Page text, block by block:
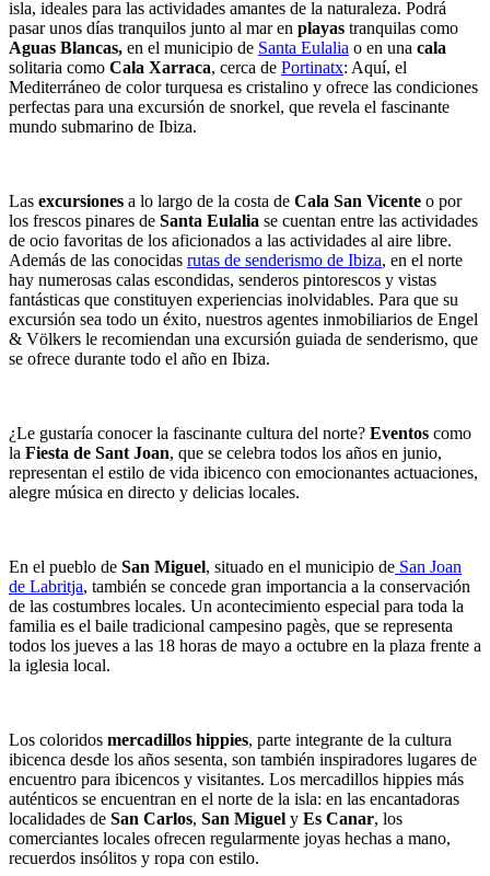
isla, ideales para las actividades amantes de la naturaleza. Podrá
pasar unos días tranquilos junto al mar en playas tranquilas como
Aguas Blancas, en el municipio de Santa Eulalia o en una cala
solitaria como Cala Xarraca, cerca de Portinatx: Aquí, el
Mediterráneo de color turquesa es cristalino y ofrece las condiciones
perfectas para una excursión de snorkel, que revela el fascinante
mundo submarino de Ibiza.
Las excursiones a lo largo de la costa de Cala San Vicente o por
los frescos pinares de Santa Eulalia se cuentan entre las actividades
de ocio favoritas de los aficionados a las actividades al aire libre.
Además de las conocidas rutas de senderismo de Ibiza, en el norte
hay numerosas calas escondidas, senderos pintorescos y vistas
fantásticas que constituyen experiencias inolvidables. Para que su
excursión sea todo un éxito, nuestros agentes inmobiliarios de Engel
& Völkers le recomiendan una excursión guiada de senderismo, que
se ofrece durante todo el año en Ibiza.
¿Le gustaría conocer la fascinante cultura del norte? Eventos como
la Fiesta de Sant Joan, que se celebra todos los años en junio,
representan el estilo de vida ibicenco con emocionantes actuaciones,
alegre música en directo y delicias locales.
En el pueblo de San Miguel, situado en el municipio de San Joan
de Labritja, también se concede gran importancia a la conservación
de las costumbres locales. Un acontecimiento especial para toda la
familia es el baile tradicional campesino pagès, que se representa
todos los jueves a las 18 horas de mayo a octubre en la plaza frente a
la iglesia local.
Los coloridos mercadillos hippies, parte integrante de la cultura
ibicenca desde los años sesenta, son también inspiradores lugares de
encuentro para ibicencos y visitantes. Los mercadillos hippies más
auténticos se encuentran en el norte de la isla: en las encantadoras
localidades de San Carlos, San Miguel y Es Canar, los
comerciantes locales ofrecen regularmente joyas hechas a mano,
recuerdos insólitos y ropa con estilo.